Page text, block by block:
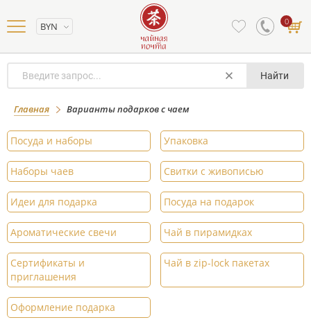
BYN 0
Найти
Главная Варианты подарков с чаем
Посуда и наборы Упаковка
Наборы чаев Свитки с живописью
Идеи для подарка Посуда на подарок
Ароматические свечи Чай в пирамидках
Сертификаты и
приглашения
Чай в zip-lock пакетах
Оформление подарка